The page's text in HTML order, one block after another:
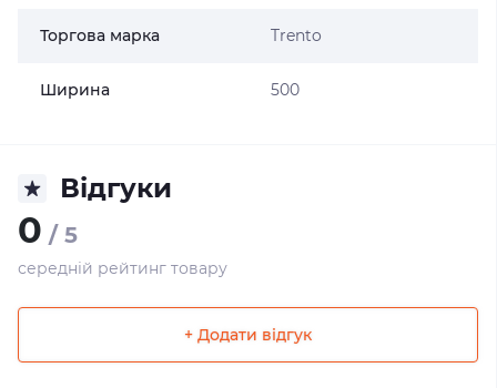
Торгова марка Trento
Ширина 500
Відгуки
0 / 5
середній рейтинг товару
+ Додати відгук